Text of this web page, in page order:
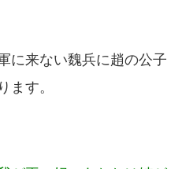
に来ない魏兵に趙の公子
ます。